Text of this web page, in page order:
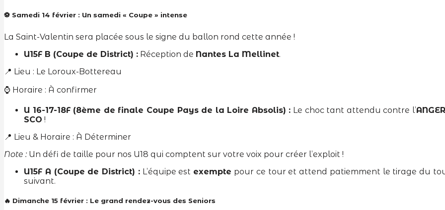
⚽ Samedi 14 février : Un samedi « Coupe » intense
La Saint-Valentin sera placée sous le signe du ballon rond cette année !
U15F B (Coupe de District) : Réception de Nantes La Mellinet.
📍 Lieu : Le Loroux-Bottereau
⌚ Horaire : À confirmer
U 16-17-18F (8ème de finale Coupe Pays de la Loire Absolis) : Le choc tant attendu contre l’
SCO !
📍 Lieu & Horaire : À Déterminer
Note : Un défi de taille pour nos U18 qui comptent sur votre voix pour créer l’exploit !
U15F A (Coupe de District) :L’équipe est exempte pour ce tour et attend patiemment le tirage du
suivant.
🔥 Dimanche 15 février : Le grand rendez-vous des Seniors